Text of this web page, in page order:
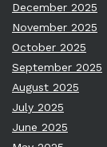
December 2025
November 2025
October 2025
September 2025
August 2025
July 2025
June 2025